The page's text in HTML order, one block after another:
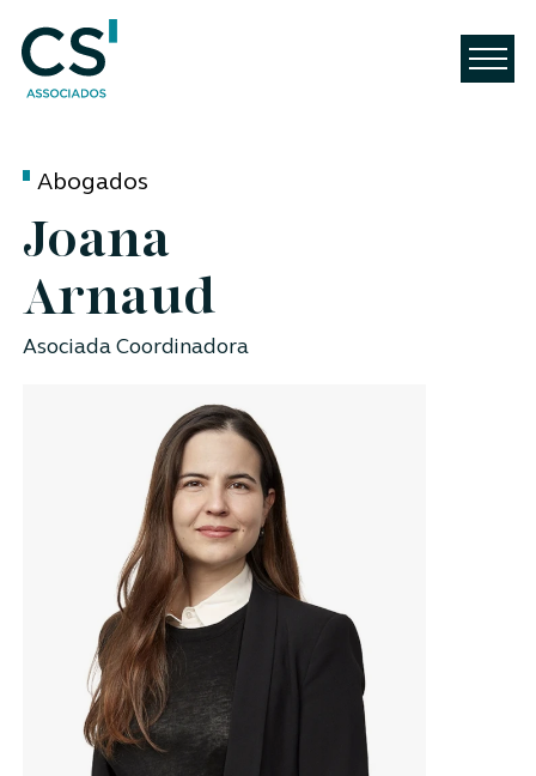
Abogados
Joana
Arnaud
Asociada Coordinadora